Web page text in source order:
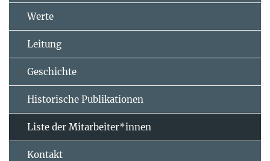
Werte
Leitung
Geschichte
Historische Publikationen
Liste der Mitarbeiter*innen
Kontakt